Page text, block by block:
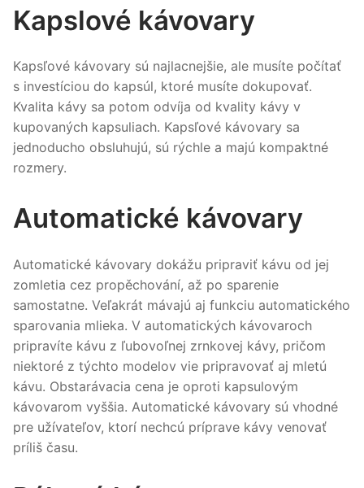
Kapslové kávovary
Kapsľové kávovary sú najlacnejšie, ale musíte počítať
s investíciou do kapsúl, ktoré musíte dokupovať.
Kvalita kávy sa potom odvíja od kvality kávy v
kupovaných kapsuliach. Kapsľové kávovary sa
jednoducho obsluhujú, sú rýchle a majú kompaktné
rozmery.
Automatické kávovary
Automatické kávovary dokážu pripraviť kávu od jej
zomletia cez propěchování, až po sparenie
samostatne. Veľakrát mávajú aj funkciu automatického
sparovania mlieka. V automatických kávovaroch
pripravíte kávu z ľubovoľnej zrnkovej kávy, pričom
niektoré z týchto modelov vie pripravovať aj mletú
kávu. Obstarávacia cena je oproti kapsulovým
kávovarom vyššia. Automatické kávovary sú vhodné
pre užívateľov, ktorí nechcú príprave kávy venovať
príliš času.